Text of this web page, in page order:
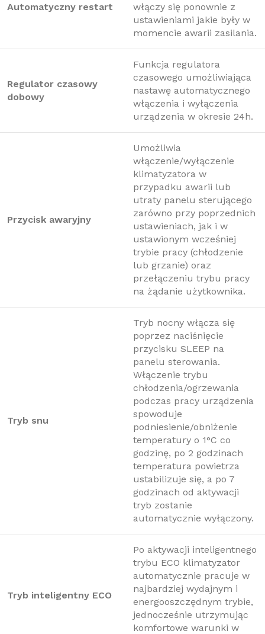
Automatyczny restart
włączy się ponownie z
ustawieniami jakie były w
momencie awarii zasilania.
Regulator czasowy
dobowy
Funkcja regulatora
czasowego umożliwiająca
nastawę automatycznego
włączenia i wyłączenia
urządzenia w okresie 24h.
Przycisk awaryjny
Umożliwia
włączenie/wyłączenie
klimatyzatora w
przypadku awarii lub
utraty panelu sterującego
zarówno przy poprzednich
ustawieniach, jak i w
ustawionym wcześniej
trybie pracy (chłodzenie
lub grzanie) oraz
przełączeniu trybu pracy
na żądanie użytkownika.
Tryb snu
Tryb nocny włącza się
poprzez naciśnięcie
przycisku SLEEP na
panelu sterowania.
Włączenie trybu
chłodzenia/ogrzewania
podczas pracy urządzenia
spowoduje
podniesienie/obniżenie
temperatury o 1°C co
godzinę, po 2 godzinach
temperatura powietrza
ustabilizuje się, a po 7
godzinach od aktywacji
tryb zostanie
automatycznie wyłączony.
Tryb inteligentny ECO
Po aktywacji inteligentnego
trybu ECO klimatyzator
automatycznie pracuje w
najbardziej wydajnym i
energooszczędnym trybie,
jednocześnie utrzymując
komfortowe warunki w